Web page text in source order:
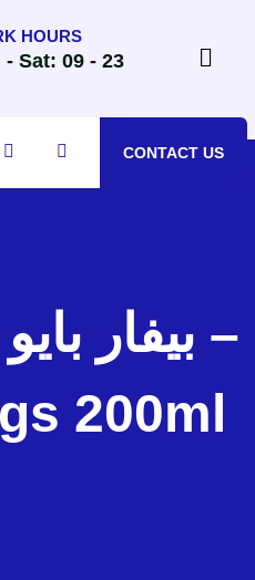
HOURS
- Sat: 09 - 23
CONTACT US
200ml